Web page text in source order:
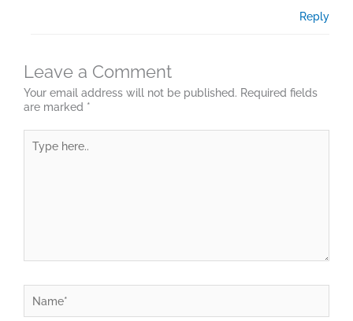
Reply
Leave a Comment
Your email address will not be published. Required fields
are marked *
here..